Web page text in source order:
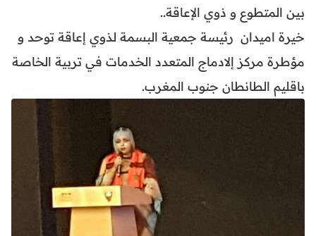
بين المتطوع و ذوي الإعاقة..
خيرة اميدان رئيسة جمعية البسمة لذوي إعاقة توحد و
مؤطرة مركز إلادماج المتعدد الخدمات في تربية الخاصة
باقليم الطانطان جنوب المغرب.